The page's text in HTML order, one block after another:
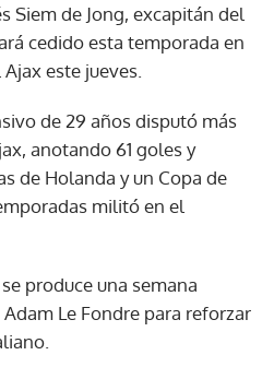
Siem de Jong, excapitán del
cedido esta temporada en
este jueves.
de 29 años disputó más
anotando 61 goles y
de Holanda y un Copa de
militó en el
produce una semana
Le Fondre para reforzar